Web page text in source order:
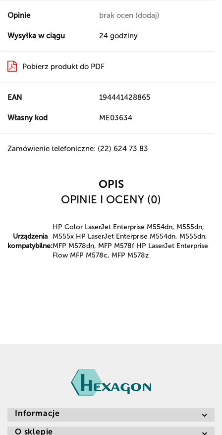
Opinie brak ocen (dodaj)
Wysyłka w ciągu 24 godziny
Pobierz produkt do PDF
EAN 194441428865
Własny kod ME03634
Zamówienie telefoniczne: (22) 624 73 83
OPIS
OPINIE I OCENY (0)
Urządzenia
kompatybilne:
HP Color LaserJet Enterprise M554dn, M555dn,
M555x HP LaserJet Enterprise M554dn, M555dn,
MFP M578dn, MFP M578f HP LaserJet Enterprise
Flow MFP M578c, MFP M578z
Informacje
O sklepie